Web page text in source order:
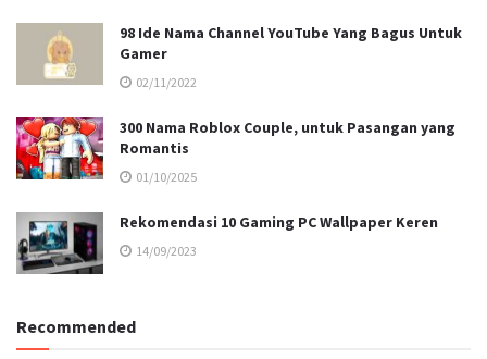
98 Ide Nama Channel YouTube Yang Bagus Untuk
Gamer
02/11/2022
300 Nama Roblox Couple, untuk Pasangan yang
Romantis
01/10/2025
Rekomendasi 10 Gaming PC Wallpaper Keren
14/09/2023
Recommended